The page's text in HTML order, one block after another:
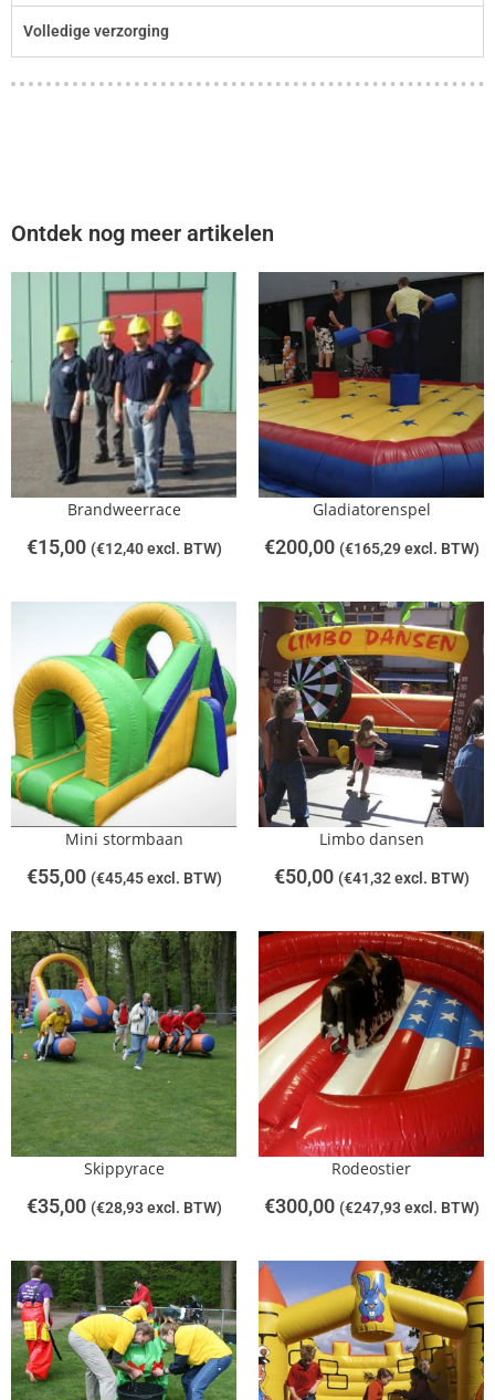
Volledige verzorging
Ontdek nog meer artikelen
Brandweerrace
€15,00 (€12,40excl. BTW)
Gladiatorenspel
€200,00 (€165,29excl. BTW)
Mini stormbaan
€55,00 (€45,45excl. BTW)
Limbo dansen
€50,00 (€41,32excl. BTW)
Skippyrace
€35,00 (€28,93excl. BTW)
Rodeostier
€300,00 (€247,93excl. BTW)